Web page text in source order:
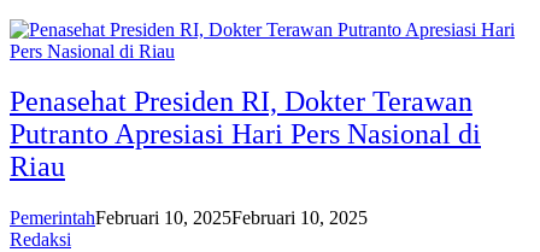
Penasehat Presiden RI, Dokter Terawan
Putranto Apresiasi Hari Pers Nasional di
Riau
PemerintahFebruari 10, 2025Februari 10, 2025
Redaksi